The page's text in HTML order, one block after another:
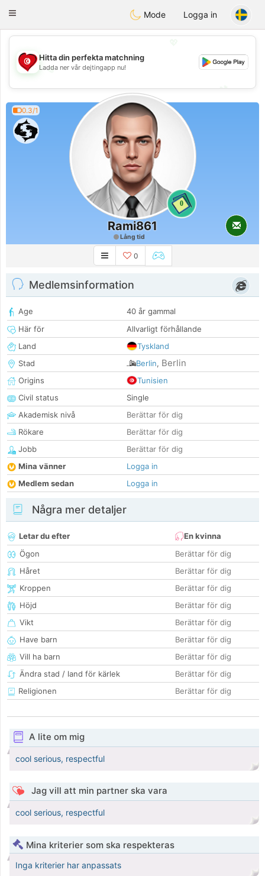
Tunisia Dating
Toggle
Mode Logga in
💖
💕
💕
Hitta din perfekta matchning
Ladda ner vår dejtingapp nu!
0.3/1
0
Rami861
Lång tid
0
Medlemsinformation
Age
40 år gammal
Här för
Allvarligt förhållande
Land
Tyskland
Stad
Berlin, Berlin
Origins
Tunisien
Civil status
Single
Akademisk nivå
Berättar för dig
Rökare
Berättar för dig
Jobb
Berättar för dig
Mina vänner
Logga in
Medlem sedan
Logga in
Några mer detaljer
Letar du efter
En kvinna
Ögon
Berättar för dig
Håret
Berättar för dig
Kroppen
Berättar för dig
Höjd
Berättar för dig
Vikt
Berättar för dig
Have barn
Berättar för dig
Vill ha barn
Berättar för dig
Ändra stad / land för kärlek
Berättar för dig
Religionen
Berättar för dig
A lite om mig
cool serious, respectful
Jag vill att min partner ska vara
cool serious, respectful
Mina kriterier som ska respekteras
Inga kriterier har anpassats